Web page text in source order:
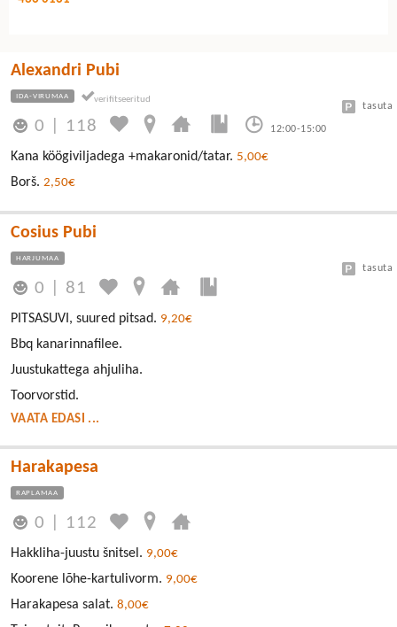
Alexandri Pubi
IDA-VIRUMAA
0 118 12:00-15:00
tasuta
Kana köögiviljadega +makaronid/tatar. 5,00€
Borš. 2,50€
Cosius Pubi
HARJUMAA
0 81
tasuta
PITSASUVI, suured pitsad. 9,20€
Bbq kanarinnafilee.
Juustukattega ahjuliha.
Toorvorstid.
VAATA EDASI ...
Harakapesa
RAPLAMAA
0 112
Hakkliha-juustu šnitsel. 9,00€
Koorene lõhe-kartulivorm. 9,00€
Harakapesa salat. 8,00€